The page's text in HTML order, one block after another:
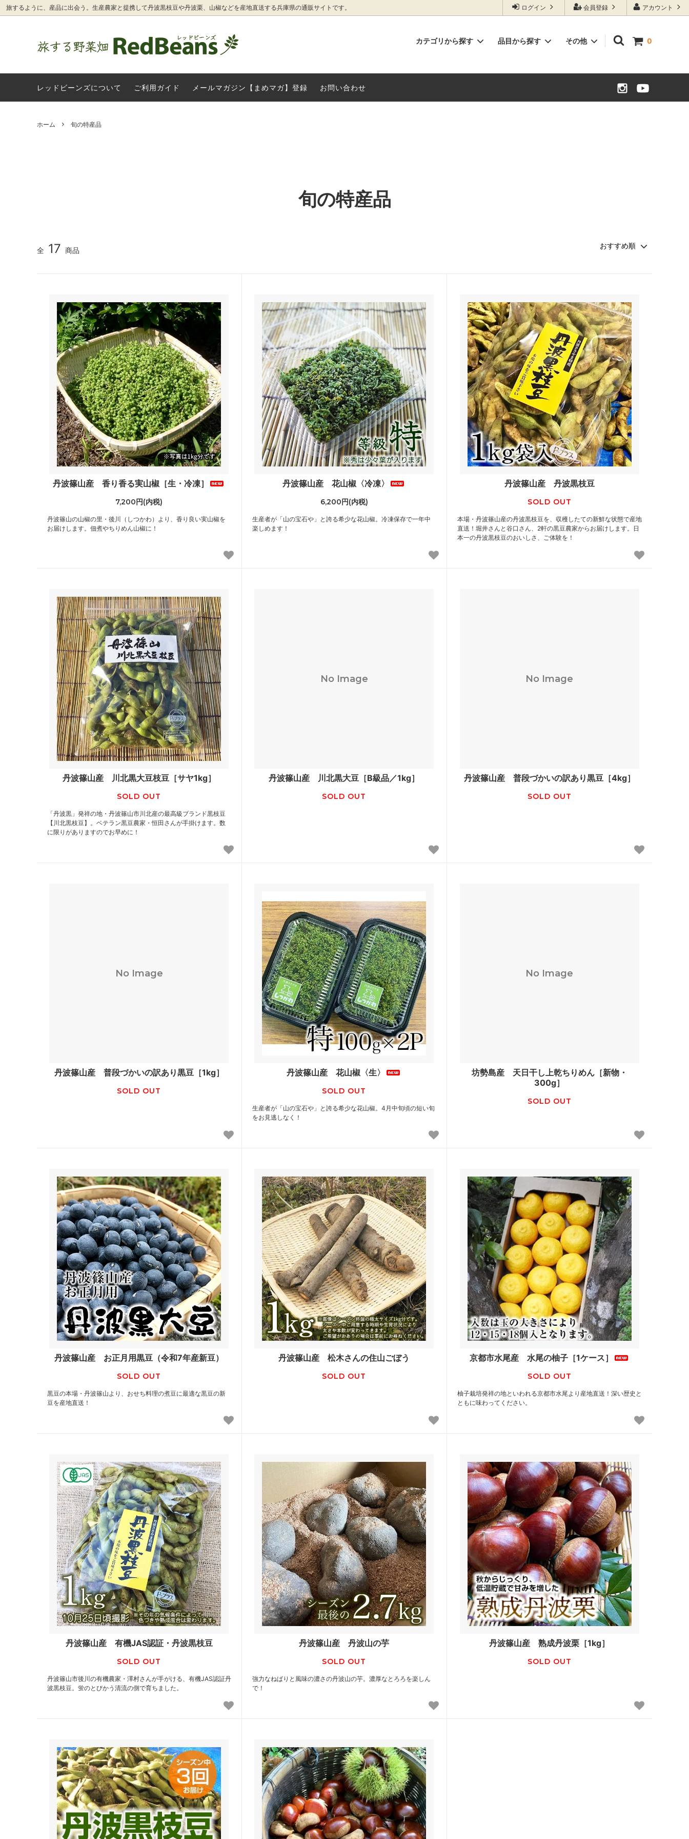
アカウント
会員登録
ログイン
旅するように、産品に出会う。生産農家と提携して丹波黒枝豆や丹波栗、山椒などを産地直送する兵庫県の通販サイトです。
0
カテゴリから探す
発酵食品（味噌・糀など） 旬の特産品 季節の野菜たち 個性派・レア野菜
品目から探す
丹波篠山産 丹波黒枝豆（丹波黒大豆枝
豆）
丹波太ねぎ 丹波篠山産 丹波山の芋 水尾の柚子・柚子加工品
丹波篠山の実山椒・花山椒
その他
旅する野菜畑レッドビーンズについて ご利用ガイド
お客様へ大切なお知らせです
レッドビーンズについて
ご利用ガイド メールマガジン【まめマガ】登録 お問い合わせ
ホーム 旬の特産品
旬の特産品
全 17 商品
丹波篠山産 香り香る実山椒［生・冷凍］
7,200円(内税)
丹波篠山の山椒の里・後川（しつかわ）より、香り良い実山椒を
お届けします。佃煮やちりめん山椒に！
丹波篠山産 花山椒〈冷凍〉
6,200円(内税)
生産者が「山の宝石や」と誇る希少な花山椒。冷凍保存で一年中
楽しめます！
丹波篠山産 丹波黒枝豆
SOLD OUT
本場・丹波篠山産の丹波黒枝豆を、収穫したての新鮮な状態で産地
直送！堀井さんと谷口さん、2軒の黒豆農家からお届けします。日
本一の丹波黒枝豆のおいしさ、ご体験を！
丹波篠山産 川北黒大豆枝豆［サヤ1kg］
SOLD OUT
「丹波黒」発祥の地・丹波篠山市川北産の最高級ブランド黒枝豆
【川北黒枝豆】。ベテラン黒豆農家・恒田さんが手掛けます。数
に限りがありますのでお早めに！
No Image
丹波篠山産 川北黒大豆［B級品／1kg］
SOLD OUT
No Image
丹波篠山産 普段づかいの訳あり黒豆［4kg］
SOLD OUT
No Image
丹波篠山産 普段づかいの訳あり黒豆［1kg］
SOLD OUT
丹波篠山産 花山椒〈生〉
SOLD OUT
生産者が「山の宝石や」と誇る希少な花山椒。4月中旬頃の短い旬
をお見逃しなく！
No Image
坊勢島産 天日干し上乾ちりめん［新物・
300g］
SOLD OUT
丹波篠山産 お正月用黒豆（令和7年産新豆）
SOLD OUT
黒豆の本場・丹波篠山より、おせち料理の煮豆に最適な黒豆の新
豆を産地直送！
丹波篠山産 松木さんの住山ごぼう
SOLD OUT
京都市水尾産 水尾の柚子［1ケース］
SOLD OUT
柚子栽培発祥の地といわれる京都市水尾より産地直送！深い歴史と
ともに味わってください。
丹波篠山産 有機JAS認証・丹波黒枝豆
SOLD OUT
丹波篠山市後川の有機農家・澤村さんが手がける、有機JAS認証丹
波黒枝豆。蛍のとびかう清流の側で育ちました。
丹波篠山産 丹波山の芋
SOLD OUT
強力なねばりと風味の濃さの丹波山の芋。濃厚なとろろを楽しん
で！
丹波篠山産 熟成丹波栗［1kg］
SOLD OUT